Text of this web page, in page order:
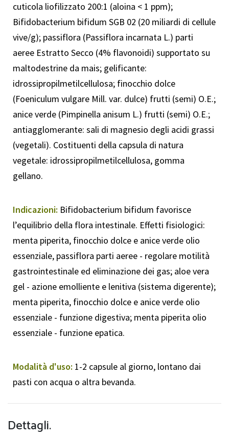
cuticola liofilizzato 200:1 (aloina < 1 ppm);
Bifidobacterium bifidum SGB 02 (20 miliardi di cellule
vive/g); passiflora (Passiflora incarnata L.) parti
aeree Estratto Secco (4% flavonoidi) supportato su
maltodestrine da mais; gelificante:
idrossipropilmetilcellulosa; finocchio dolce
(Foeniculum vulgare Mill. var. dulce) frutti (semi) O.E.;
anice verde (Pimpinella anisum L.) frutti (semi) O.E.;
antiagglomerante: sali di magnesio degli acidi grassi
(vegetali). Costituenti della capsula di natura
vegetale: idrossipropilmetilcellulosa, gomma
gellano.
Indicazioni: Bifidobacterium bifidum favorisce
l’equilibrio della flora intestinale. Effetti fisiologici:
menta piperita, finocchio dolce e anice verde olio
essenziale, passiflora parti aeree - regolare motilità
gastrointestinale ed eliminazione dei gas; aloe vera
gel - azione emolliente e lenitiva (sistema digerente);
menta piperita, finocchio dolce e anice verde olio
essenziale - funzione digestiva; menta piperita olio
essenziale - funzione epatica.
Modalità d'uso: 1-2 capsule al giorno, lontano dai
pasti con acqua o altra bevanda.
Dettagli.